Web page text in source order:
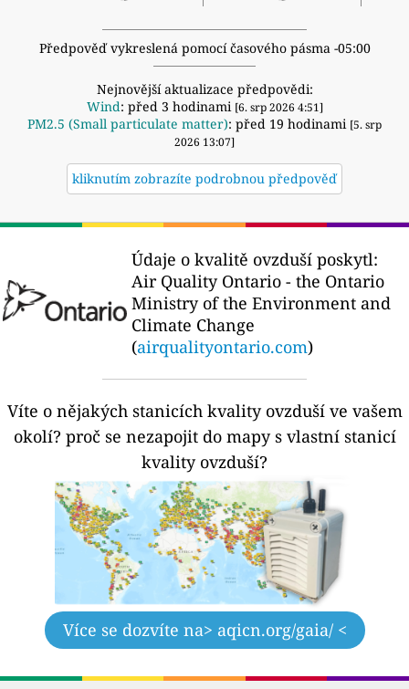
Předpověď vykreslená pomocí časového pásma -05:00
Nejnovější aktualizace předpovědi:
Wind: před 3 hodinami [6. srp 2026 4:51]
PM2.5 (Small particulate matter): před 19 hodinami [5. srp
2026 13:07]
kliknutím zobrazíte podrobnou předpověď
Údaje o kvalitě ovzduší poskytl:
Air Quality Ontario - the Ontario
Ministry of the Environment and
Climate Change
(airqualityontario.com)
Víte o nějakých stanicích kvality ovzduší ve vašem
okolí? proč se nezapojit do mapy s vlastní stanicí
kvality ovzduší?
Více se dozvíte na> aqicn.org/gaia/ <